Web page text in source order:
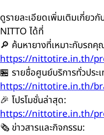
ดูรายละเอียดเพิ่มเติมเกี่ย
NITTO ได้ที่
🔎 ค้นหายางที่เหมาะกับรถคุ
https://nittotire.in.th/
🏪 รายชื่อศูนย์บริการทั่วประ
https://nittotire.in.th/
🎉 โปรโมชั่นล่าสุด:
https://nittotire.in.th/
🗞️ ข่าวสารและกิจกรรม: